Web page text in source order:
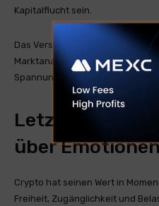
Kapitalflucht sein.
Das Verständnis solcher
Marktanalysten, die die
Spannungen verfolgen,
Letzte
über
Crypto hat seinen Wert in
Freiheit, Zugänglichkeit und